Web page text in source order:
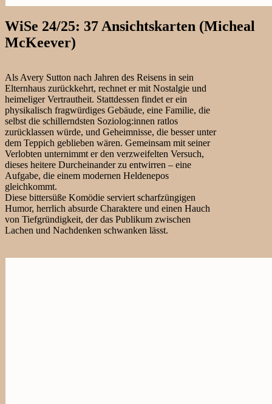
WiSe 24/25: 37 Ansichtskarten (Micheal
McKeever)
Als Avery Sutton nach Jahren des Reisens in sein
Elternhaus zurückkehrt, rechnet er mit Nostalgie und
heimeliger Vertrautheit. Stattdessen findet er ein
physikalisch fragwürdiges Gebäude, eine Familie, die
selbst die schillerndsten Soziolog:innen ratlos
zurücklassen würde, und Geheimnisse, die besser unter
dem Teppich geblieben wären. Gemeinsam mit seiner
Verlobten unternimmt er den verzweifelten Versuch,
dieses heitere Durcheinander zu entwirren – eine
Aufgabe, die einem modernen Heldenepos
gleichkommt.
Diese bittersüße Komödie serviert scharfzüngigen
Humor, herrlich absurde Charaktere und einen Hauch
von Tiefgründigkeit, der das Publikum zwischen
Lachen und Nachdenken schwanken lässt.